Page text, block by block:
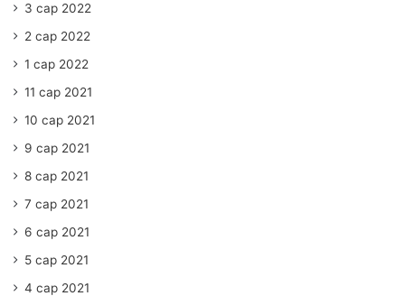
3 сар 2022
2 сар 2022
1 сар 2022
11 сар 2021
10 сар 2021
9 сар 2021
8 сар 2021
7 сар 2021
6 сар 2021
5 сар 2021
4 сар 2021